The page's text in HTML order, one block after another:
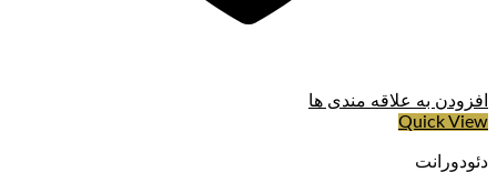
افزودن به علاقه مندی ها
Quick View
دئودورانت